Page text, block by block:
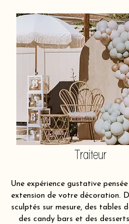
Traiteur
Une expérience gustative
extension de votre décoration.
sculptés sur mesure, des tables
des candy bars et des